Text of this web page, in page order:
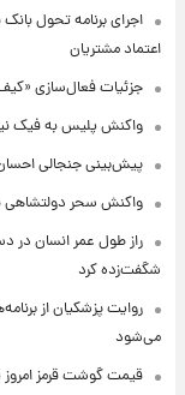
اجرای برنامه تحول بانک
اعتماد مشتریان
جزئیات فعال‌سازی
واکنش پلیس به فیک
پیش‌بینی جنجالی احسان
واکنش سحر دولتشاهی
شگفت‌زده کرد
روایت پزشکیان از
می‌شود
قیمت گوشت قرمز امروز پنجشنبه ۱۵